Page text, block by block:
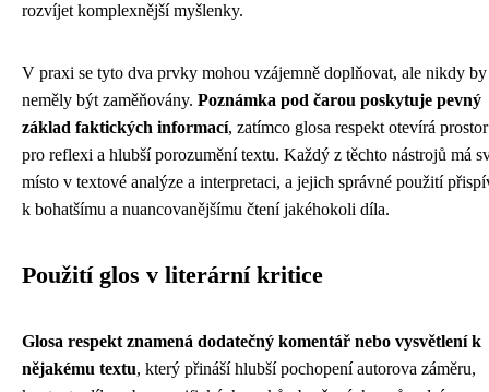
rozvíjet komplexnější myšlenky.
V praxi se tyto dva prvky mohou vzájemně doplňovat, ale nikdy by
neměly být zaměňovány. Poznámka pod čarou poskytuje pevný
základ faktických informací, zatímco glosa respekt otevírá prostor
pro reflexi a hlubší porozumění textu. Každý z těchto nástrojů má
místo v textové analýze a interpretaci, a jejich správné použití
k bohatšímu a nuancovanějšímu čtení jakéhokoli díla.
Použití glos v literární kritice
Glosa respekt znamená dodatečný komentář nebo vysvětlení k
nějakému textu, který přináší hlubší pochopení autorova záměru,